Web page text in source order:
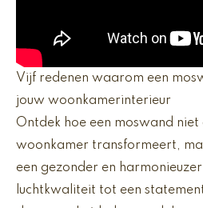
Vijf redenen waarom een
jouw woonkamerinterieur
Ontdek hoe een moswand niet
woonkamer transformeert,
een gezonder en
luchtkwaliteit tot een